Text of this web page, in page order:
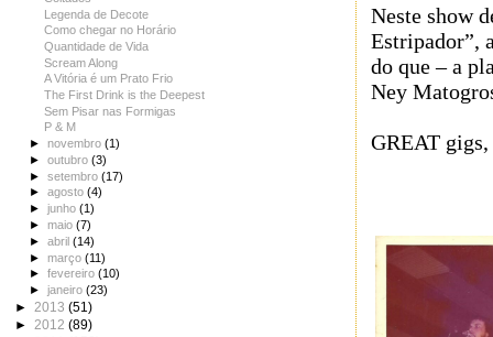
Neste show
Estripador”,
do que – a
Ney
GREAT
Legenda de Decote
Como chegar no Horário
Quantidade de Vida
Scream Along
A Vitória é um Prato Frio
The First Drink is the Deepest
Sem Pisar nas Formigas
P & M
►novembro(1)
►outubro(3)
►setembro(17)
►agosto(4)
►junho(1)
►maio(7)
►abril(14)
►março(11)
►fevereiro(10)
►janeiro(23)
► 2013 (51)
► 2012 (89)